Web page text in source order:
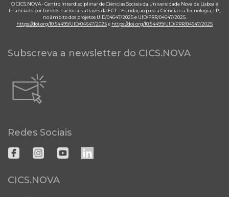
O CICS.NOVA - Centro Interdisciplinar de Ciências Sociais da Universidade Nova de Lisboa é
financiado por fundos nacionais através da FCT – Fundação para a Ciência e a Tecnologia, I.P.,
no âmbito dos projetos UID/04647/2025 e UID/PRR/04647/2025.
https://doi.org/10.54499/UID/04647/2025e https://doi.org/10.54499/UID/PRR/04647/2025
Subscreva a newsletter do CICS.NOVA
Redes Sociais
CICS.NOVA